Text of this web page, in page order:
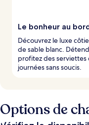
Le bonheur au
Découvrez le luxe
de sable blanc.
profitez des
journées sans soucis.
Options de